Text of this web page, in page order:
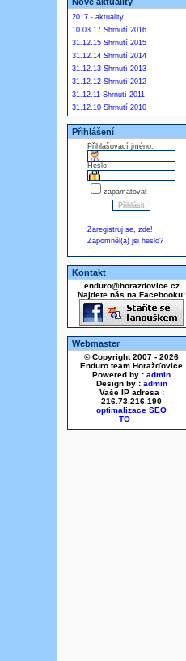
2017 - aktuality
10.03.17 Shrnutí 2016
31.12.15 Shrnutí 2015
31.12.14 Shrnutí 2014
31.12.13 Shrnutí 2013
31.12.12 Shrnutí 2012
31.12.11 Shrnutí 2011
31.12.10 Shrnutí 2010
Přihlášení
Přihlašovací jméno:
Heslo:
zapamatovat
Zaregistruj se, zde!
Zapomněl(a) jsi heslo?
Kontakt
enduro@horazdovice.cz
Najdete nás na Facebooku:
Webmaster
© Copyright 2007 - 2026
Enduro team Horažďovice
Powered by : admin
Design by : admin
Vaše IP adresa :
216.73.216.190
optimalizace SEO